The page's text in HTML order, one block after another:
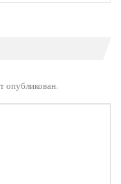
опубликован.